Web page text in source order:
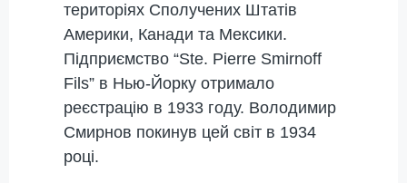
територіях Сполучених Штатів
Америки, Канади та Мексики.
Підприємство “Ste. Pierre Smirnoff
Fils” в Нью-Йорку отримало
реєстрацію в 1933 году. Володимир
Смирнов покинув цей світ в 1934
році.